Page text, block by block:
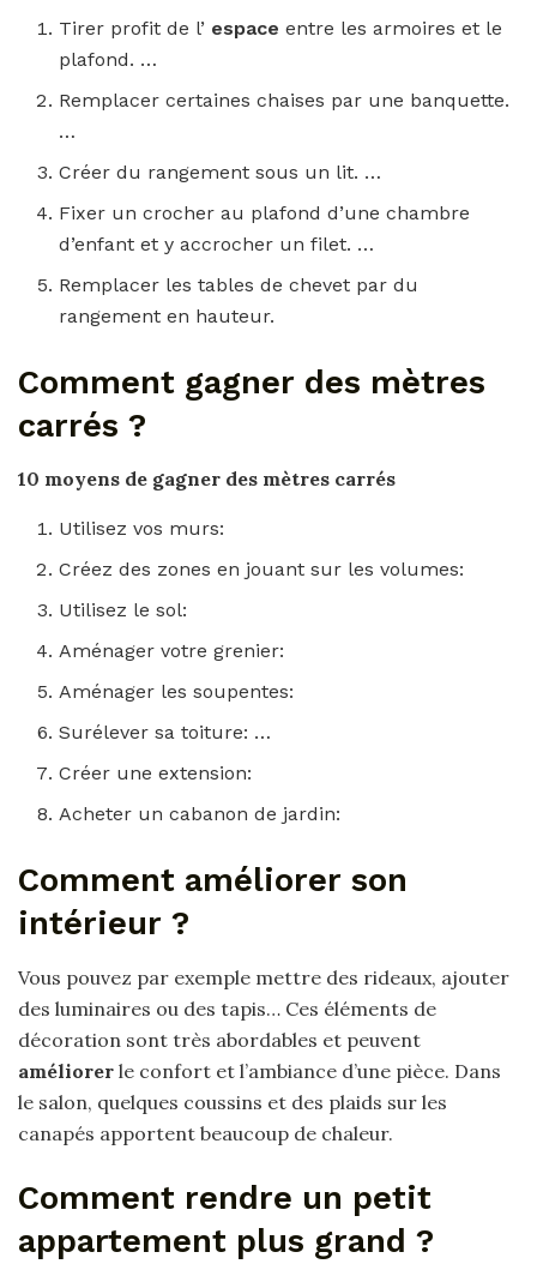
Tirer profit de l’ espaceentre les armoires et le
plafond. …
Remplacer certaines chaises par une banquette.
…
Créer du rangement sous un lit. …
Fixer un crocher au plafond d’une chambre
d’enfant et y accrocher un filet. …
Remplacer les tables de chevet par du
rangement en hauteur.
Comment gagner des mètres
carrés ?
10 moyens de gagner des mètres carrés
Utilisez vos murs:
Créez des zones en jouant sur les volumes:
Utilisez le sol:
Aménager votre grenier:
Aménager les soupentes:
Surélever sa toiture: …
Créer une extension:
Acheter un cabanon de jardin:
Comment améliorer son
intérieur ?
Vous pouvez par exemple mettre des rideaux, ajouter
des luminaires ou des tapis… Ces éléments de
décoration sont très abordables et peuvent
améliorer le confort et l’ambiance d’une pièce. Dans
le salon, quelques coussins et des plaids sur les
canapés apportent beaucoup de chaleur.
Comment rendre un petit
appartement plus grand ?